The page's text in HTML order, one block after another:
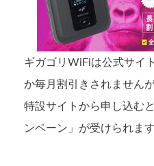
ギガゴリWiFiは公式サイ
か毎月割引きされません
特設サイトから申し込む
ンペーン」が受けられます